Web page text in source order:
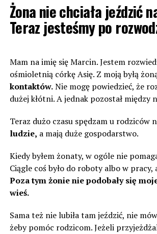
Żona nie chciała jeździć
Teraz jesteśmy po
Mam na imię się Marcin. Jestem
ośmioletnią córkę Asię. Z moją byłą
kontaktów.Nie mogę powiedzieć, że
dużej kłótni. A jednak pozostał między
Teraz dużo czasu spędzam u rodziców
ludzie, a mają duże gospodarstwo.
Kiedy byłem żonaty, w ogóle nie
Ciągle coś było do roboty albo w pracy,
Poza tym żonie nie podobały się
wieś.
Sama też nie lubiła tam jeździć, nie
żeby pomóc rodzicom. Jeżeli